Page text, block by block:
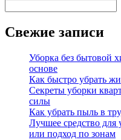
Свежие записи
Уборка без бытовой
основе
Как быстро убрать
Секреты уборки
силы
Как убрать пыль в
Лучшее средство
или подход по зонам